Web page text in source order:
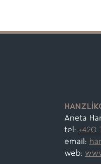
Aneta
tel: +420
email:
web: